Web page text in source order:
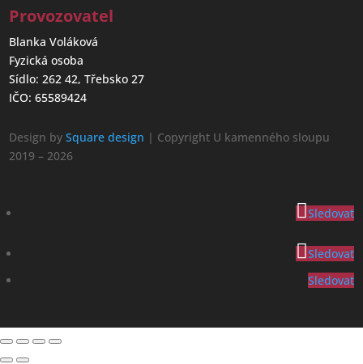
Provozovatel
Blanka Voláková
Fyzická osoba
Sídlo: 262 42, Třebsko 27
IČO: 65589424
Design bySquare design | Copyright U kamenného sloupu
2019 – 2026
Sledovat
Sledovat
Sledovat